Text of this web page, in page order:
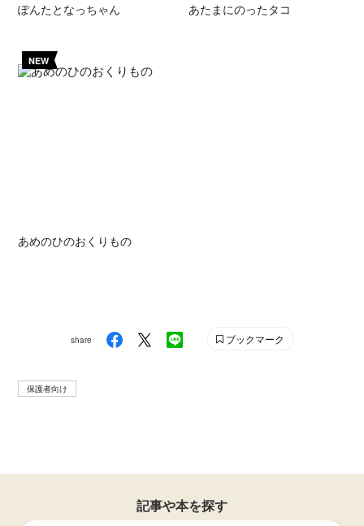
ぽんたとなっちゃん あたまにのったタコ
NEW
あめのひのおくりもの
share ブックマーク
保護者向け
記事や本を探す